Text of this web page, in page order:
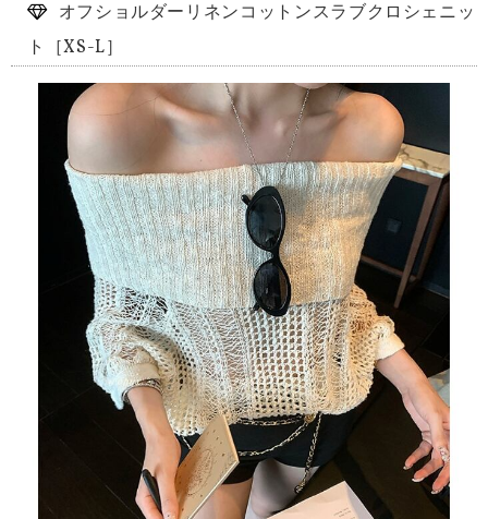
オフショルダーリネンコットンスラブクロシェニッ
ト［XS-L］